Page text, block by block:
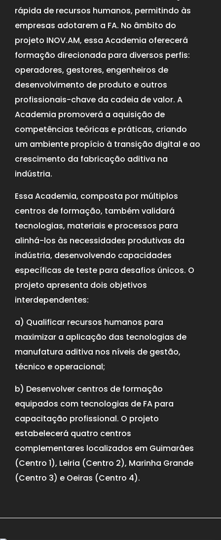
rápida de recursos humanos, permitindo às
empresas adotarem a FA. No âmbito do
projeto INOV.AM, essa Academia oferecerá
formação direcionada para diversos perfis:
operadores, gestores, engenheiros de
desenvolvimento de produto e outros
profissionais-chave da cadeia de valor. A
Academia promoverá a aquisição de
competências teóricas e práticas, criando
um ambiente propício à transição digital e ao
crescimento da fabricação aditiva na
indústria.
Essa Academia, composta por múltiplos
centros de formação, também validará
tecnologias, materiais e processos para
alinhá-los às necessidades produtivas da
indústria, desenvolvendo capacidades
específicas de teste para desafios únicos. O
projeto apresenta dois objetivos
interdependentes:
a) Qualificar recursos humanos para
maximizar a aplicação das tecnologias de
manufatura aditiva nos níveis de gestão,
técnico e operacional;
b) Desenvolver centros de formação
equipados com tecnologias de FA para
capacitação profissional. O projeto
estabelecerá quatro centros
complementares localizados em Guimarães
(Centro 1), Leiria (Centro 2), Marinha Grande
(Centro 3) e Oeiras (Centro 4).